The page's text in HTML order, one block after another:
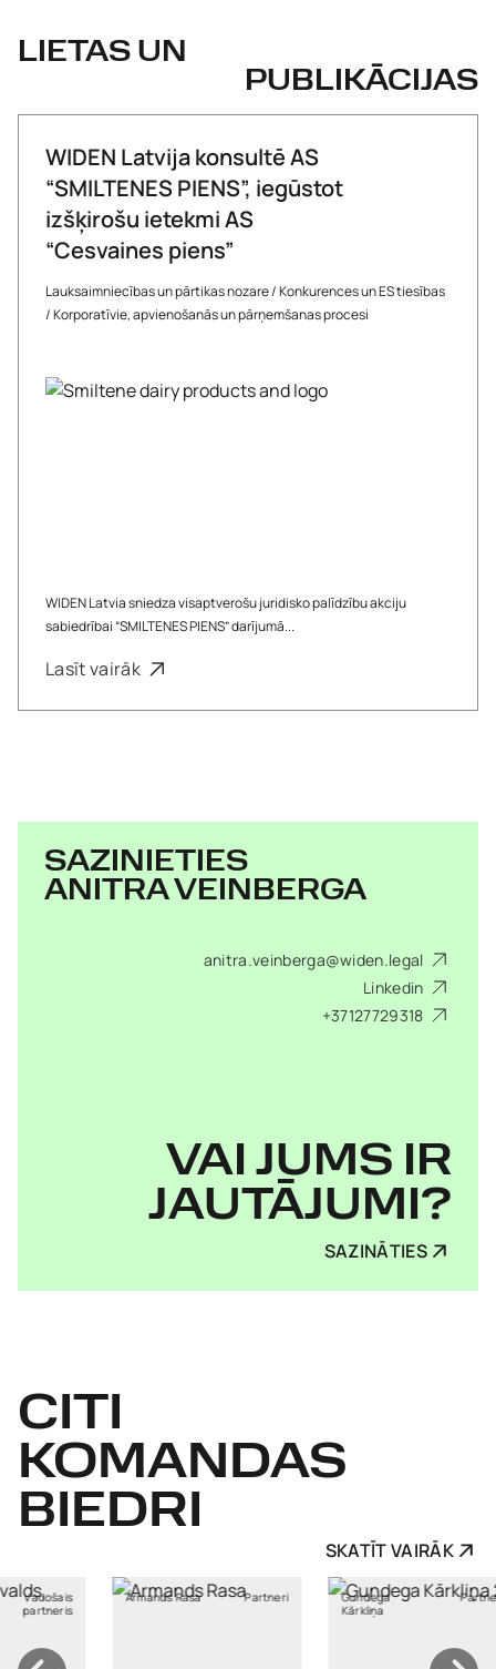
LIETAS UN
PUBLIKĀCIJAS
WIDEN Latvija konsultē AS
“SMILTENES PIENS”, iegūstot
izšķirošu ietekmi AS
“Cesvaines piens”
Lauksaimniecības un pārtikas nozare/Konkurences un ES tiesības
/Korporatīvie, apvienošanās un pārņemšanas procesi
WIDEN Latvia sniedza visaptverošu juridisko palīdzību akciju
sabiedrībai “SMILTENES PIENS” darījumā...
Lasīt vairāk
SAZINIETIES
ANITRA VEINBERGA
anitra.veinberga@widen.legal
Linkedin
+37127729318
VAI JUMS IR
JAUTĀJUMI?
SAZINĀTIES
CITI
KOMANDAS
BIEDRI
SKATĪT VAIRĀK
Rasa Partneri
Gundega
Partneri
Liene